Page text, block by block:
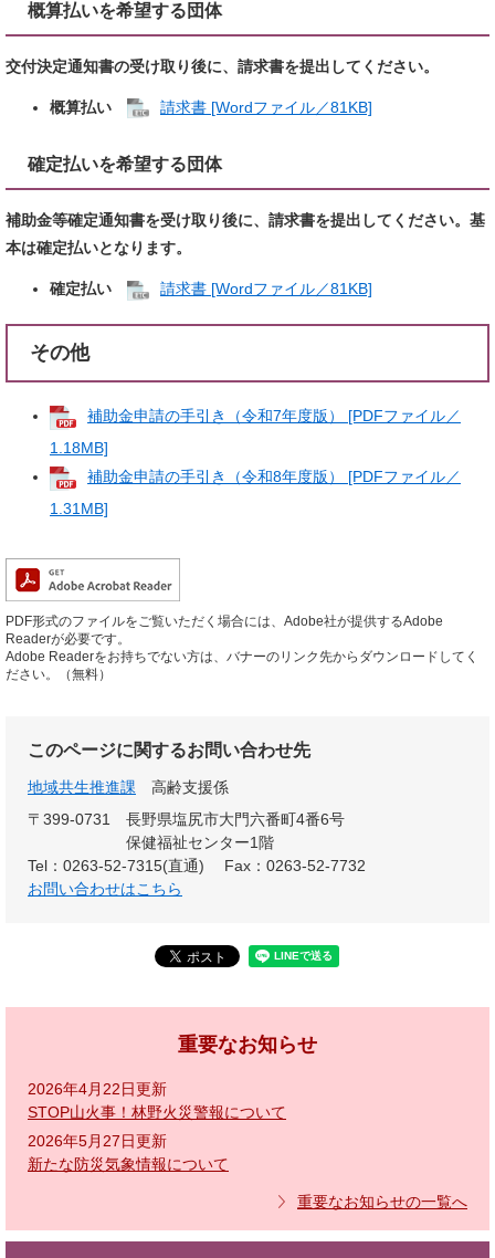
概算払いを希望する団体
交付決定通知書の受け取り後に、請求書を提出してください。
概算払い 請求書 [Wordファイル／81KB]
確定払いを希望する団体
補助金等確定通知書を受け取り後に、請求書を提出してください。基
本は確定払いとなります。​
確定払い 請求書 [Wordファイル／81KB]
その他
補助金申請の手引き（令和7年度版） [PDFファイル／
1.18MB]
補助金申請の手引き（令和8年度版） [PDFファイル／
1.31MB]
PDF形式のファイルをご覧いただく場合には、Adobe社が提供するAdobe
Readerが必要です。
Adobe Readerをお持ちでない方は、バナーのリンク先からダウンロードしてく
ださい。（無料）
このページに関するお問い合わせ先
地域共生推進課
高齢支援係
〒399-0731
長野県塩尻市大門六番町4番6号
保健福祉センター1階
Tel：0263-52-7315(直通)
Fax：0263-52-7732
お問い合わせはこちら
重要なお知らせ
2026年4月22日更新
STOP山火事！林野火災警報について
2026年5月27日更新
新たな防災気象情報について
重要なお知らせの一覧へ